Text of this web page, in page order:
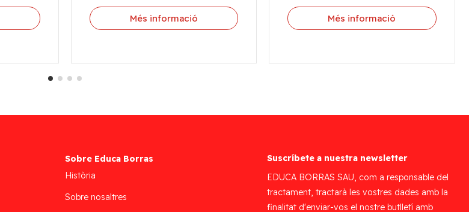
Més informació Més informació
Sobre Educa Borras
Història
Sobre nosaltres
Suscríbete a nuestra newsletter
EDUCA BORRAS SAU, com a responsable del
tractament, tractarà les vostres dades amb la
finalitat d'enviar-vos el nostre butlletí amb